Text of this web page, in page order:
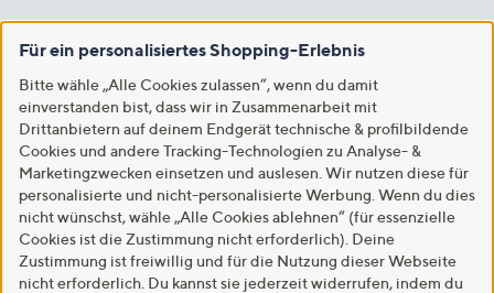
Für ein personalisiertes Shopping-Erlebnis
Bitte wähle „Alle Cookies zulassen“, wenn du damit
einverstanden bist, dass wir in Zusammenarbeit mit
Drittanbietern auf deinem Endgerät technische & profilbildende
Cookies und andere Tracking-Technologien zu Analyse- &
Marketingzwecken einsetzen und auslesen. Wir nutzen diese für
personalisierte und nicht-personalisierte Werbung. Wenn du dies
nicht wünschst, wähle „Alle Cookies ablehnen“ (für essenzielle
Cookies ist die Zustimmung nicht erforderlich). Deine
Zustimmung ist freiwillig und für die Nutzung dieser Webseite
nicht erforderlich. Du kannst sie jederzeit widerrufen, indem du